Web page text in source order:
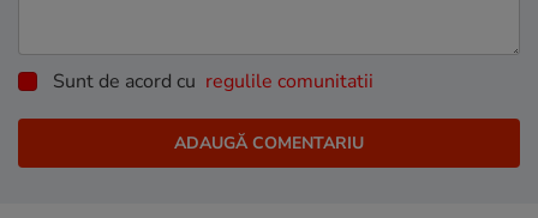
Sunt de acord cu regulile comunitatii